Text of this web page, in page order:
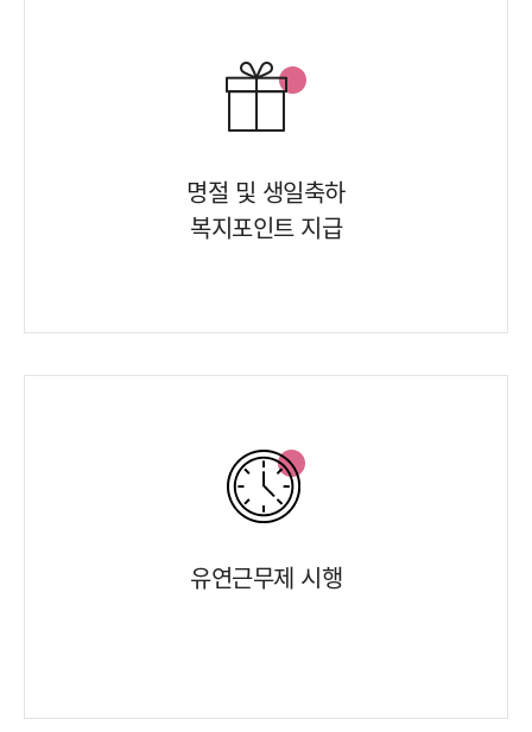
명절 및 생일축하
복지포인트 지급
유연근무제 시행